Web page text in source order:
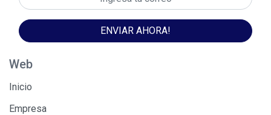
ENVIAR AHORA!
Web
Inicio
Empresa